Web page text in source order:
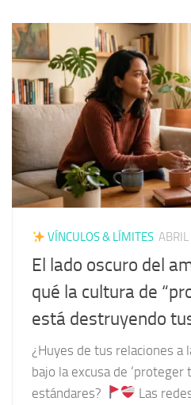
VÍNCULOS & LÍMITES
El lado oscuro del
qué la cultura de
está destruyendo
¿Huyes de tus relaciones a
bajo la excusa de ‘proteger
estándares?
Las